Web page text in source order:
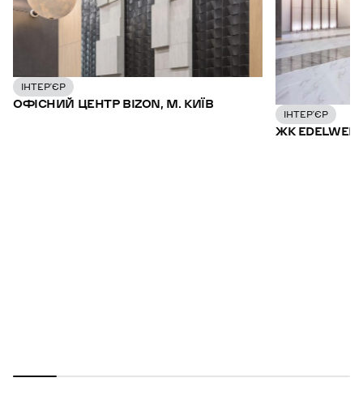
ІНТЕР’ЄР
ОФІСНИЙ ЦЕНТР BIZON, М. КИЇВ
ІНТЕР’ЄР
ЖК